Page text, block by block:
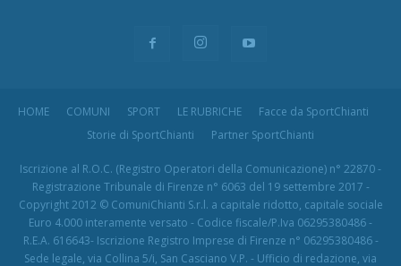
HOME COMUNI SPORT LE RUBRICHE
Facce da SportChianti
Storie di SportChianti
Partner SportChianti
Iscrizione al R.O.C. (Registro Operatori della Comunicazione) n° 22870 -
Registrazione Tribunale di Firenze n° 6063 del 19 settembre 2017 -
Copyright 2012 © ComuniChianti S.r.l. a capitale ridotto, capitale sociale
Euro 4.000 interamente versato - Codice fiscale/P.Iva 06295380486 -
R.E.A. 616643- Iscrizione Registro Imprese di Firenze n° 06295380486 -
Sede legale, via Collina 5/i, San Casciano V.P. - Ufficio di redazione, via